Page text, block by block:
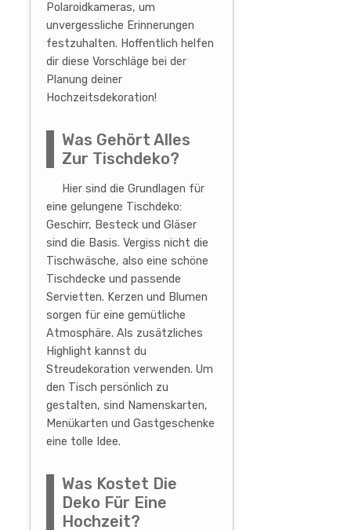
Polaroidkameras, um
unvergessliche Erinnerungen
festzuhalten. Hoffentlich helfen
dir diese Vorschläge bei der
Planung deiner
Hochzeitsdekoration!
Was Gehört Alles
Zur Tischdeko?
Hier sind die Grundlagen für
eine gelungene Tischdeko:
Geschirr, Besteck und Gläser
sind die Basis. Vergiss nicht die
Tischwäsche, also eine schöne
Tischdecke und passende
Servietten. Kerzen und Blumen
sorgen für eine gemütliche
Atmosphäre. Als zusätzliches
Highlight kannst du
Streudekoration verwenden. Um
den Tisch persönlich zu
gestalten, sind Namenskarten,
Menükarten und Gastgeschenke
eine tolle Idee.
Was Kostet Die
Deko Für Eine
Hochzeit?